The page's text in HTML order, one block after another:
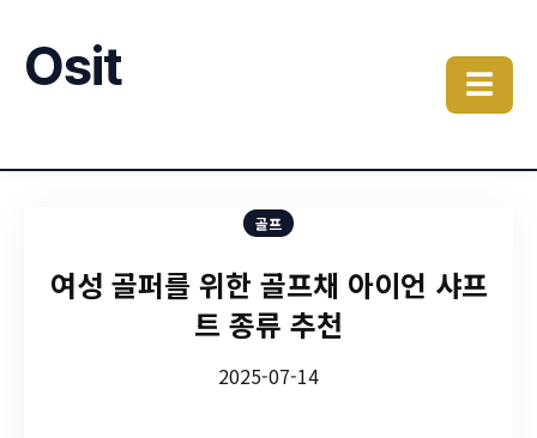
Osit ☰
골프
여성 골퍼를 위한 골프채 아이언 샤프
트 종류 추천
2025-07-14